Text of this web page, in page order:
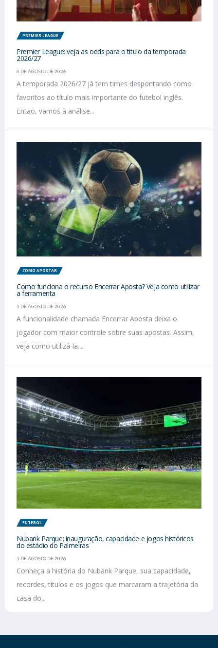
PREMIER LEAGUE
Premier League: veja as odds para o título da temporada
2026/27
6 DE AGOSTO DE 2026
A temporada 2026/27 já tem times despontando como
favoritos ao título mais importante do futebol inglês.
Então, vamos à análise...
COMO APOSTAR
Como funciona o recurso Encerrar Aposta? Veja como utilizar
a ferramenta
5 DE AGOSTO DE 2026
A funcionalidade chamada Encerrar Aposta deixa o
jogador com maior controle sobre suas apostas. Assim,
veja como utilizá-la....
FUTEBOL
Nubank Parque: inauguração, capacidade e jogos históricos
do estádio do Palmeiras
5 DE AGOSTO DE 2026
Conheça a história do Nubank Parque, sua capacidade,
recordes, títulos e os jogos que marcaram a trajetória da
casa do...